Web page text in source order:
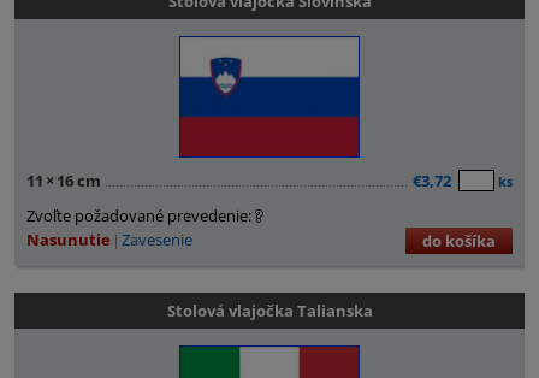
11 × 16 cm €3,72 ks
Zvoľte požadované prevedenie:
Nasunutie Zavesenie do košíka
Stolová vlajočka Talianska